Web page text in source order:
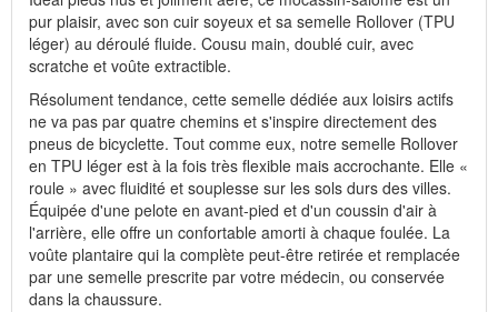
pur plaisir, avec son cuir soyeux et sa semelle Rollover (TPU
léger) au déroulé fluide. Cousu main, doublé cuir, avec
scratche et voûte extractible.
Résolument tendance, cette semelle dédiée aux loisirs actifs
ne va pas par quatre chemins et s'inspire directement des
pneus de bicyclette. Tout comme eux, notre semelle Rollover
en TPU léger est à la fois très flexible mais accrochante. Elle «
roule » avec fluidité et souplesse sur les sols durs des villes.
Équipée d'une pelote en avant-pied et d'un coussin d'air à
l'arrière, elle offre un confortable amorti à chaque foulée. La
voûte plantaire qui la complète peut-être retirée et remplacée
par une semelle prescrite par votre médecin, ou conservée
dans la chaussure.